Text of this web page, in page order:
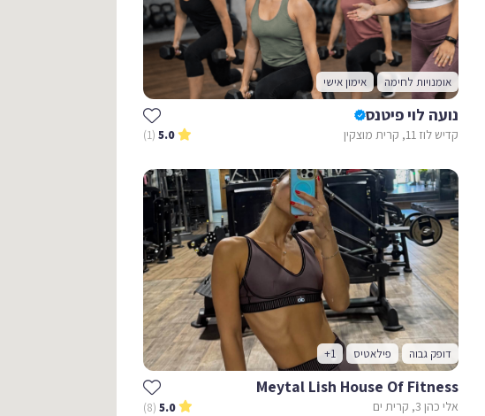
אומנויות לחימה אימון אישי
נועה לוי פיטנס
קדיש לוז 11, קרית מוצקין 5.0
(1)
דופק גבוה פילאטיס +1
Meytal Lish House Of Fitness
אלי כהן 3, קרית ים 5.0
(8)